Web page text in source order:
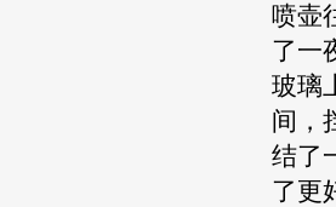
喷壶
了一
玻璃
间，
结了
了更